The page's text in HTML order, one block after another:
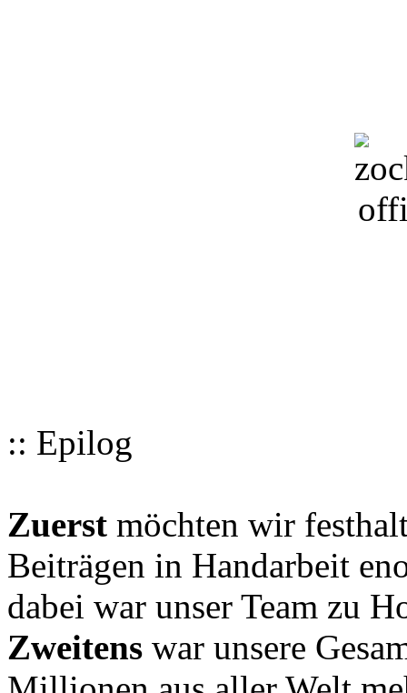
:: Epilog
Zuerst möchten wir
Beiträgen in Handarbeit
dabei war unser Team zu
Zweitens war unsere